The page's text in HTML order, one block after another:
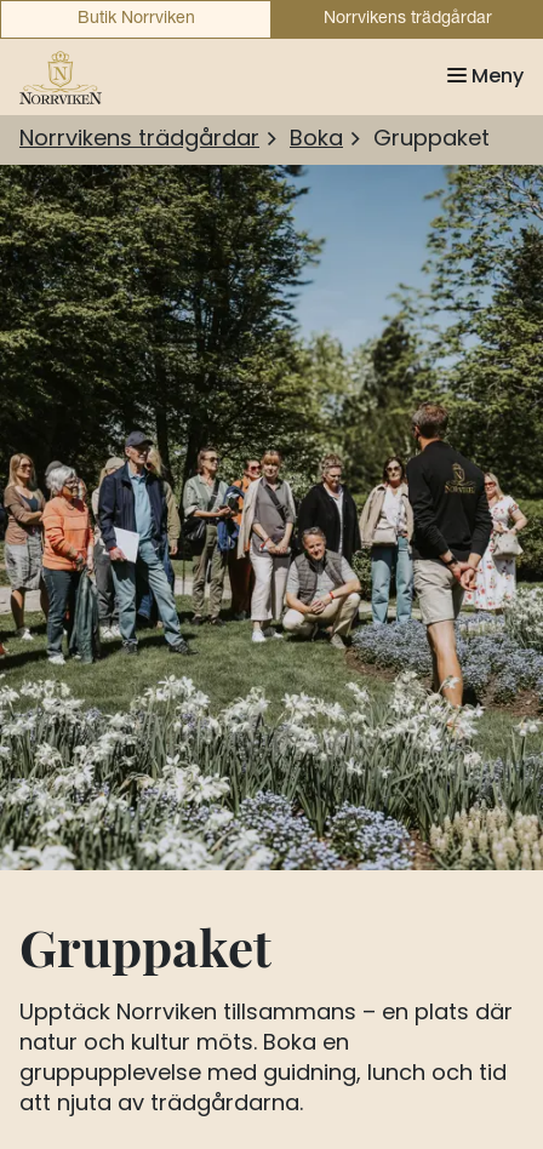
Butik Norrviken Norrvikens trädgårdar
Meny
Norrvikens trädgårdar Boka Gruppaket
Gruppaket
Upptäck Norrviken tillsammans – en plats där
natur och kultur möts. Boka en
gruppupplevelse med guidning, lunch och tid
att njuta av trädgårdarna.